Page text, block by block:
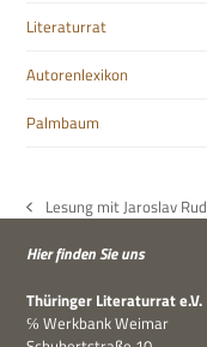
Literaturrat
Autorenlexikon
Palmbaum
vorheriger
Lesung mit Jaroslav
Hier fin­den Sie uns
Thü­rin­ger Lite­ra­tur­rat e.V.
℅ Werk­bank Weimar